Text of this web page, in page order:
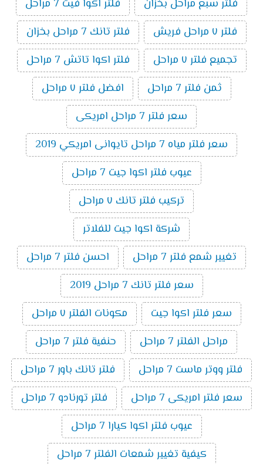
فلتر سبع مراحل بخزان
فلتر اكوا فيت 7 مراحل
فلتر ٧ مراحل فريش
فلتر تانك 7 مراحل بخزان
تجميع فلتر ٧ مراحل
فلتر اكوا تاتش 7 مراحل
ثمن فلتر 7 مراحل
افضل فلتر ٧ مراحل
سعر فلتر 7 مراحل امريكى
سعر فلتر مياه 7 مراحل تايوانى امريكي 2019
عيوب فلتر اكوا جيت 7 مراحل
تركيب فلتر تانك ٧ مراحل
شركة اكوا جيت للفلاتر
تغيير شمع فلتر 7 مراحل
احسن فلتر 7 مراحل
سعر فلتر تانك 7 مراحل 2019
سعر فلتر اكوا جيت
مكونات الفلتر ٧ مراحل
مراحل الفلتر 7 مراحل
حنفية فلتر 7 مراحل
فلتر ووتر ماست 7 مراحل
فلتر تانك باور 7 مراحل
سعر فلتر امريكى 7 مراحل
فلتر تورنادو 7 مراحل
عيوب فلتر اكوا كيارا 7 مراحل
كيفية تغيير شمعات الفلتر 7 مراحل